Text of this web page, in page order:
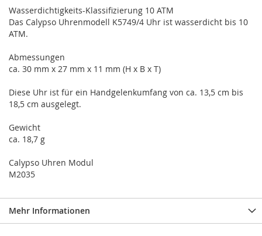
Wasserdichtigkeits-Klassifizierung 10 ATM
Das Calypso Uhrenmodell K5749/4 Uhr ist wasserdicht bis 10
ATM.
Abmessungen
ca. 30 mm x 27 mm x 11 mm (H x B x T)
Diese Uhr ist für ein Handgelenkumfang von ca. 13,5 cm bis
18,5 cm ausgelegt.
Gewicht
ca. 18,7 g
Calypso Uhren Modul
M2035
Mehr Informationen